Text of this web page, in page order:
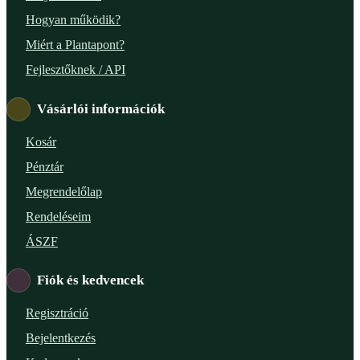
Hogyan működik?
Miért a Plantapont?
Fejlesztőknek / API
Vásárlói információk
Kosár
Pénztár
Megrendelőlap
Rendeléseim
ÁSZF
Fiók és kedvencek
Regisztráció
Bejelentkezés